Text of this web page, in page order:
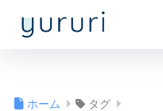
ホーム タグ